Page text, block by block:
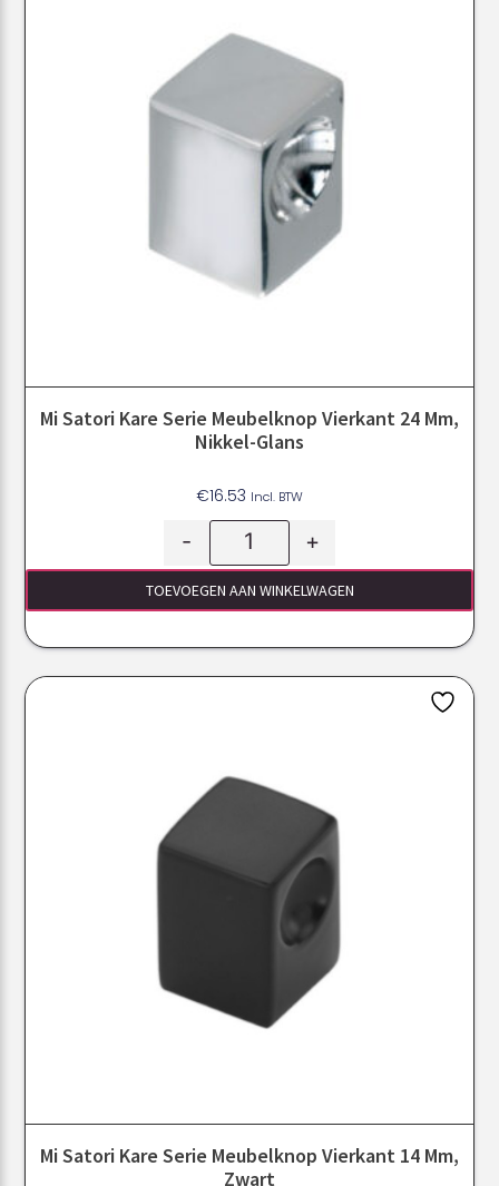
Mi Satori Kare Serie Meubelknop Vierkant 24 Mm,
Nikkel-Glans
€16.53 Incl. BTW
- +
TOEVOEGEN AAN WINKELWAGEN
Mi Satori Kare Serie Meubelknop Vierkant 14 Mm,
Zwart